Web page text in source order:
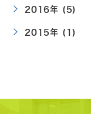
2016年 (5)
2015年 (1)